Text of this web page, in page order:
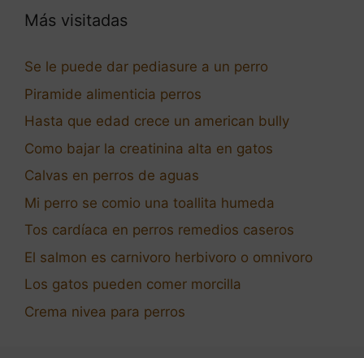
Más visitadas
Se le puede dar pediasure a un perro
Piramide alimenticia perros
Hasta que edad crece un american bully
Como bajar la creatinina alta en gatos
Calvas en perros de aguas
Mi perro se comio una toallita humeda
Tos cardíaca en perros remedios caseros
El salmon es carnivoro herbivoro o omnivoro
Los gatos pueden comer morcilla
Crema nivea para perros